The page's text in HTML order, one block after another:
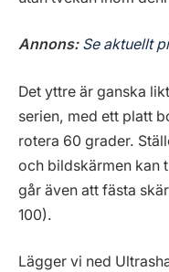
Annons: Se aktuellt
Det yttre är ganska
serien, med ett platt
rotera 60 grader.
och bildskärmen kan
går även att fästa
100).
Lägger vi ned